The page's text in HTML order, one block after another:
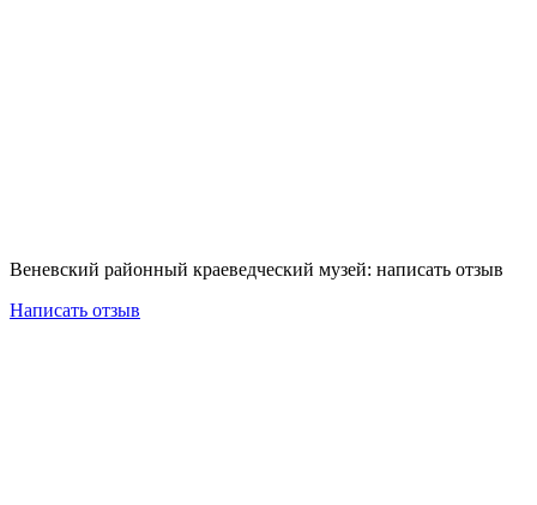
Веневский районный краеведческий музей: написать отзыв
Написать отзыв